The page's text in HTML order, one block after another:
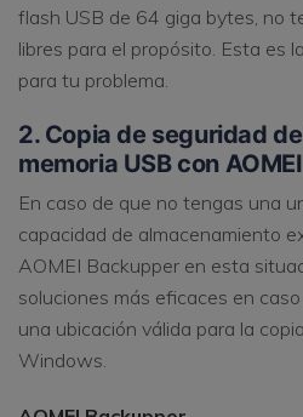
flash USB de 64 giga bytes, no
libres para el propósito. Esta es
para tu problema.
2. Copia de seguridad
memoria USB con
En caso de que no tengas una
capacidad de almacenamiento
AOMEI Backupper en esta
soluciones más eficaces en
una ubicación válida para la
Windows.